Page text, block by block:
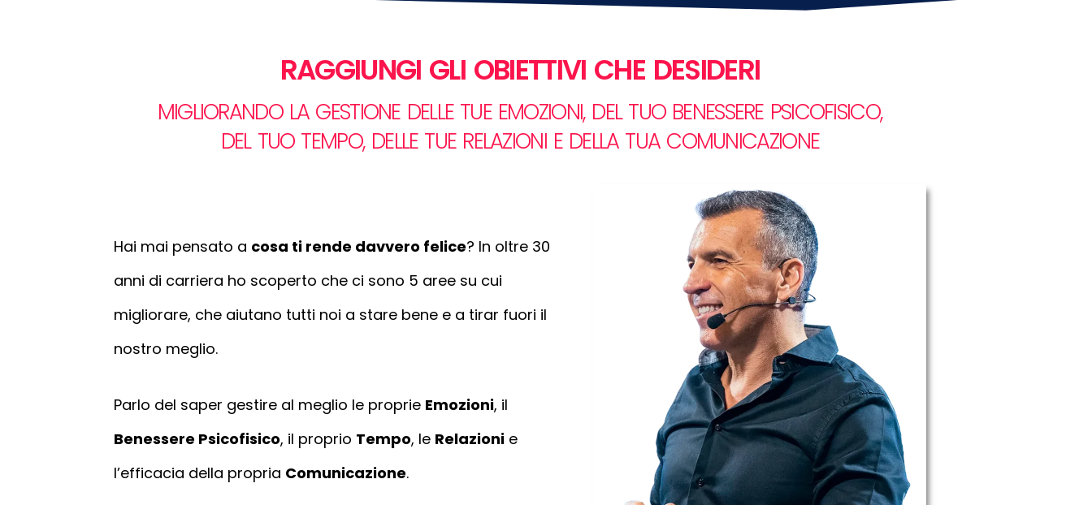
RAGGIUNGI GLI OBIETTIVI CHE DESIDERI
MIGLIORANDO LA GESTIONE DELLE TUE EMOZIONI, DEL TUO BENESSERE PSICOFISICO,
DEL TUO TEMPO, DELLE TUE RELAZIONI E DELLA TUA COMUNICAZIONE
Hai mai pensato a cosa ti rende davvero felice? In oltre 30
anni di carriera ho scoperto che ci sono 5 aree su cui
migliorare, che aiutano tutti noi a stare bene e a tirar fuori il
nostro meglio.
Parlo del saper gestire al meglio le proprie Emozioni, il
Benessere Psicofisico, il proprio Tempo, le Relazioni e
l’efficacia della propria Comunicazione.